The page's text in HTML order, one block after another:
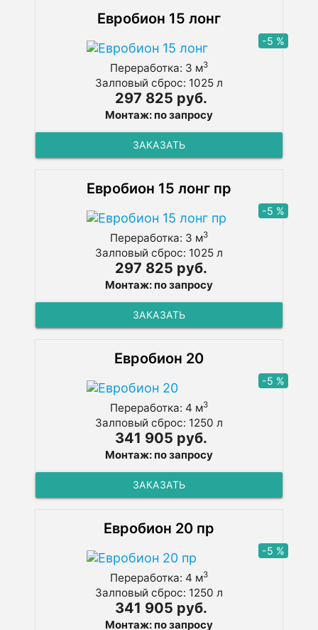
Евробион 15 лонг
-5 %
Переработка: 3 м3
Залповый сброс: 1025 л
297 825 руб.
Монтаж: по запросу
ЗАКАЗАТЬ
Евробион 15 лонг пр
-5 %
Переработка: 3 м3
Залповый сброс: 1025 л
297 825 руб.
Монтаж: по запросу
ЗАКАЗАТЬ
Евробион 20
-5 %
Переработка: 4 м3
Залповый сброс: 1250 л
341 905 руб.
Монтаж: по запросу
ЗАКАЗАТЬ
Евробион 20 пр
-5 %
Переработка: 4 м3
Залповый сброс: 1250 л
341 905 руб.
Монтаж: по запросу